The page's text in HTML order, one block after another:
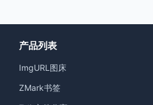
产品列表
ImgURL图床
ZMark书签